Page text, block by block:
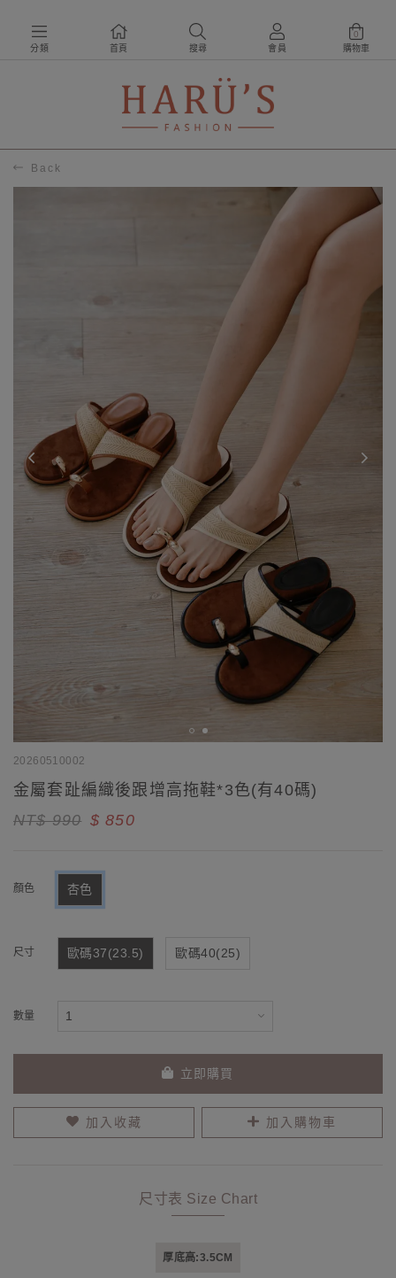
分類 首頁 搜尋 會員 購物車
0
Back
20260510002
金屬套趾編織後跟增高拖鞋*3色(有40碼)
NT$ 990 $ 850
顏色 杏色
尺寸 歐碼37(23.5) 歐碼40(25)
數量
立即購買
加入收藏 加入購物車
尺寸表 Size Chart
厚底高:3.5CM